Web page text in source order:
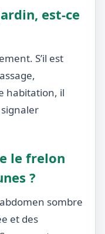
est-ce
S’il est
habitation, il
le frelon
?
sombre
et des